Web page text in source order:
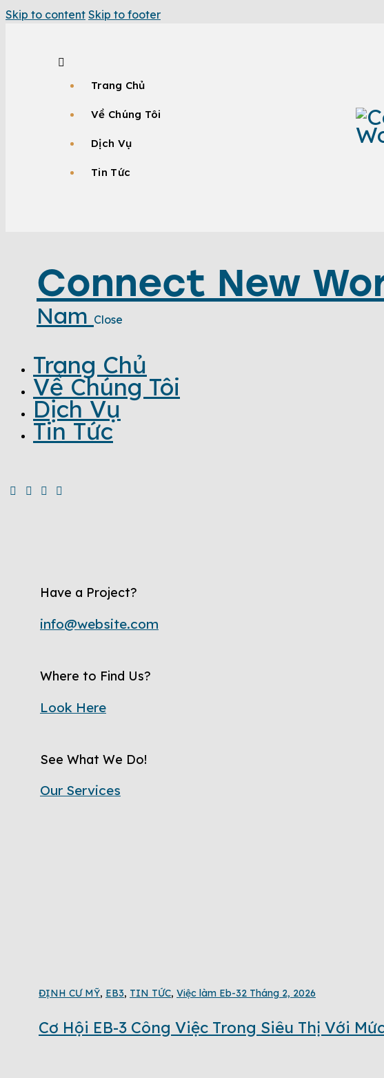
Skip to content Skip to footer
Trang Chủ
Về Chúng Tôi
Dịch Vụ
Tin Tức
Connect New
Nam Close
Trang Chủ
Về Chúng Tôi
Dịch Vụ
Tin Tức
Have a Project?
info@website.com
Where to Find Us?
Look Here
See What We Do!
Our Services
ĐỊNH CƯ MỸ, EB3, TIN TỨC, Việc làm Eb-32 Tháng 2, 2026
Cơ Hội EB-3 Công Việc Trong Siêu Thị Với